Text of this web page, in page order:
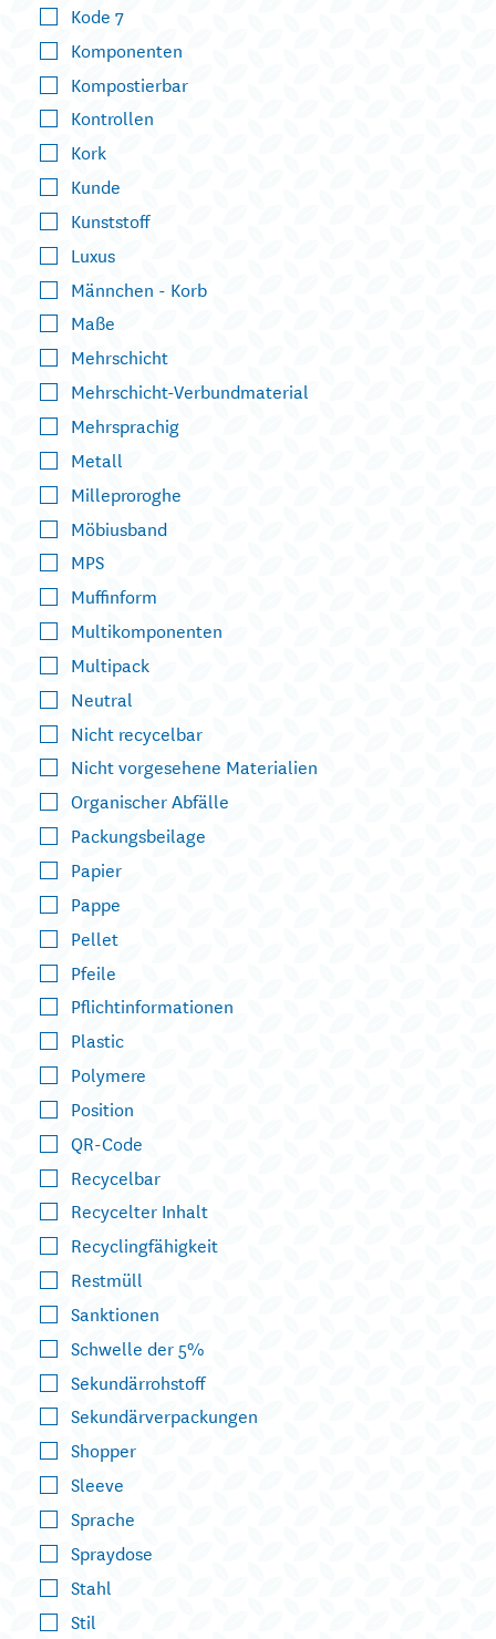
Kode 7
Komponenten
Kompostierbar
Kontrollen
Kork
Kunde
Kunststoff
Luxus
Männchen - Korb
Maße
Mehrschicht
Mehrschicht-Verbundmaterial
Mehrsprachig
Metall
Milleproroghe
Möbiusband
MPS
Muffinform
Multikomponenten
Multipack
Neutral
Nicht recycelbar
Nicht vorgesehene Materialien
Organischer Abfälle
Packungsbeilage
Papier
Pappe
Pellet
Pfeile
Pflichtinformationen
Plastic
Polymere
Position
QR-Code
Recycelbar
Recycelter Inhalt
Recyclingfähigkeit
Restmüll
Sanktionen
Schwelle der 5%
Sekundärrohstoff
Sekundärverpackungen
Shopper
Sleeve
Sprache
Spraydose
Stahl
Stil